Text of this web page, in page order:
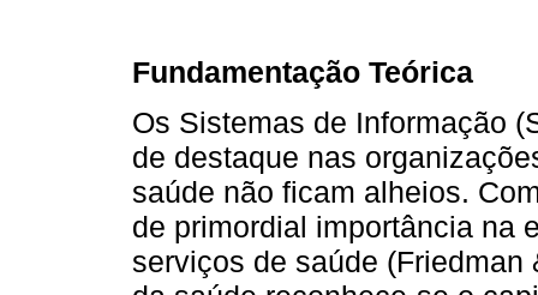
Fundamentação Teórica
Os Sistemas de Informação
de destaque nas
saúde não ficam alheios.
de primordial importância na
serviços de saúde